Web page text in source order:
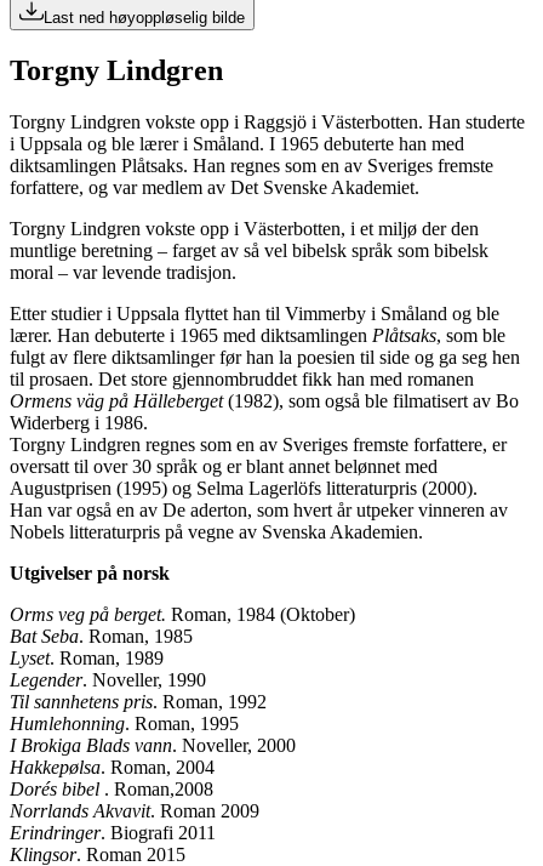
Last ned høyoppløselig bilde
Torgny Lindgren
Torgny Lindgren vokste opp i Raggsjö i Västerbotten. Han studerte
i Uppsala og ble lærer i Småland. I 1965 debuterte han med
diktsamlingen Plåtsaks. Han regnes som en av Sveriges fremste
forfattere, og var medlem av Det Svenske Akademiet.
Torgny Lindgren vokste opp i Västerbotten, i et miljø der den
muntlige beretning – farget av så vel bibelsk språk som bibelsk
moral – var levende tradisjon.
Etter studier i Uppsala flyttet han til Vimmerby i Småland og ble
lærer. Han debuterte i 1965 med diktsamlingen Plåtsaks, som ble
fulgt av flere diktsamlinger før han la poesien til side og ga seg hen
til prosaen. Det store gjennombruddet fikk han med romanen
Ormens väg på Hälleberget(1982), som også ble filmatisert av Bo
Widerberg i 1986.
Torgny Lindgren regnes som en av Sveriges fremste forfattere, er
oversatt til over 30 språk og er blant annet belønnet med
Augustprisen (1995) og Selma Lagerlöfs litteraturpris (2000).
Han var også en av De aderton, som hvert år utpeker vinneren av
Nobels litteraturpris på vegne av Svenska Akademien.
Utgivelser på norsk
Orms veg på berget. Roman, 1984 (Oktober)
Bat Seba. Roman, 1985
Lyset. Roman, 1989
Legender. Noveller, 1990
Til sannhetens pris. Roman, 1992
Humlehonning. Roman, 1995
I Brokiga Blads vann. Noveller, 2000
Hakkepølsa. Roman, 2004
Dorés bibel . Roman,2008
Norrlands Akvavit. Roman 2009
Erindringer. Biografi 2011
Klingsor. Roman 2015